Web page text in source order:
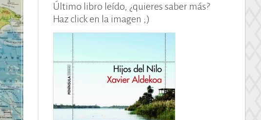
Último libro leído, ¿quieres saber más?
Haz click en la imagen ;)